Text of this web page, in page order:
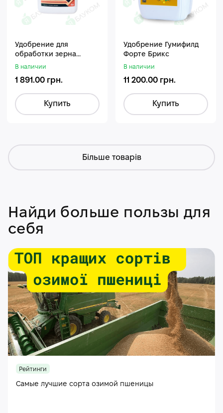
Удобрение для
обработки зерна
Стармакс Гумифос
В наличии
1 891.00 грн.
Купить
Удобрение Гумифилд
Форте Брикс
В наличии
11 200.00 грн.
Купить
Більше товарів
Найди больше пользы для
себя
Рейтинги
Самые лучшие сорта озимой пшеницы